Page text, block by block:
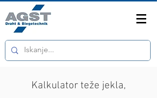
Kalkulator teže jekla,